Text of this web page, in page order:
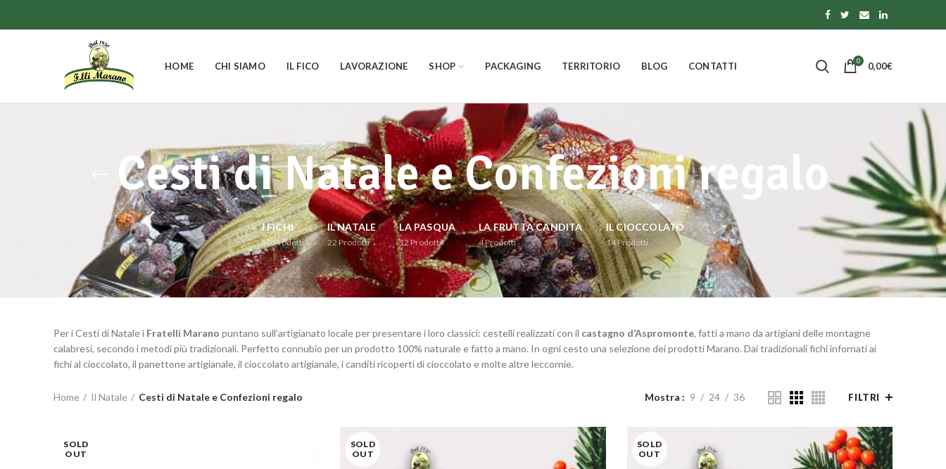
HOME CHI SIAMO IL FICO LAVORAZIONE SHOP PACKAGING TERRITORIO BLOG CONTATTI 0 0,00€
Cesti di Natale e Confezioni regalo
I FICHI
30Prodotti
IL NATALE
22Prodotti
LA PASQUA
12Prodotti
LA FRUTTA CANDITA
4Prodotti
IL CIOCCOLATO
14Prodotti
Per i Cesti di Natale i Fratelli Marano puntano sull’artigianato locale per presentare i loro classici: cestelli realizzati con il castagno d’Aspromonte, fatti a mano da artigiani delle montagne
calabresi, secondo i metodi più tradizionali. Perfetto connubio per un prodotto 100% naturale e fatto a mano. In ogni cesto una selezione dei prodotti Marano. Dai tradizionali fichi infornati ai
fichi al cioccolato, il panettone artigianale, il cioccolato artigianale, i canditi ricoperti di cioccolato e molte altre leccornie.
Home Il Natale Cesti di Natale e Confezioni regalo Mostra 9 24 36 FILTRI
SOLD
OUT
SOLD
OUT
SOLD
OUT